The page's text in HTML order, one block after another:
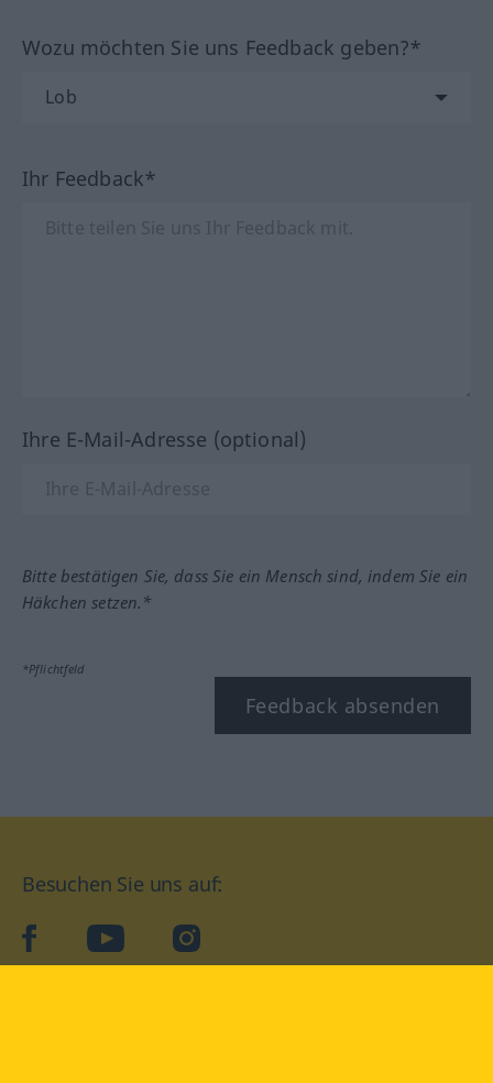
Wozu möchten Sie uns Feedback geben?*
Ihr Feedback*
Ihre E-Mail-Adresse (optional)
Bitte bestätigen Sie, dass Sie ein Mensch sind, indem Sie ein
Häkchen setzen.*
*Pflichtfeld
Feedback absenden
Besuchen Sie uns auf:
facebookYouTube Instagram